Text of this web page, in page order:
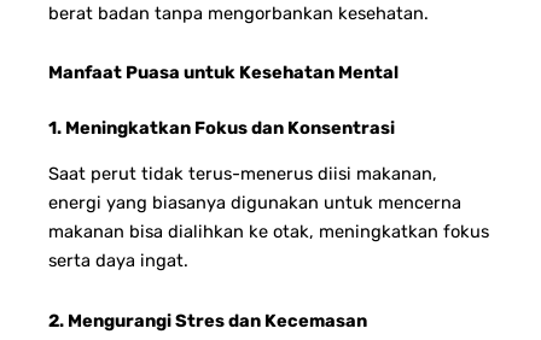
berat badan tanpa mengorbankan kesehatan.
Manfaat Puasa untuk Kesehatan Mental
1. Meningkatkan Fokus dan Konsentrasi
Saat perut tidak terus-menerus diisi makanan,
energi yang biasanya digunakan untuk mencerna
makanan bisa dialihkan ke otak, meningkatkan fokus
serta daya ingat.
2. Mengurangi Stres dan Kecemasan